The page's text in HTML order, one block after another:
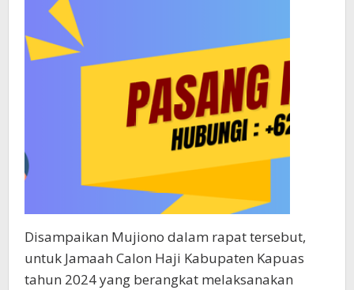
Disampaikan Mujiono dalam rapat tersebut,
untuk Jamaah Calon Haji Kabupaten Kapuas
tahun 2024 yang berangkat melaksanakan